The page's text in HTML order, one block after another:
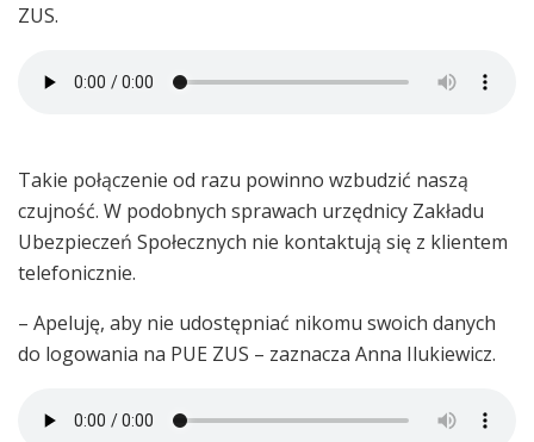
ZUS.
Takie połączenie od razu powinno wzbudzić naszą
czujność. W podobnych sprawach urzędnicy Zakładu
Ubezpieczeń Społecznych nie kontaktują się z klientem
telefonicznie.
– Apeluję, aby nie udostępniać nikomu swoich danych
do logowania na PUE ZUS – zaznacza Anna Ilukiewicz.